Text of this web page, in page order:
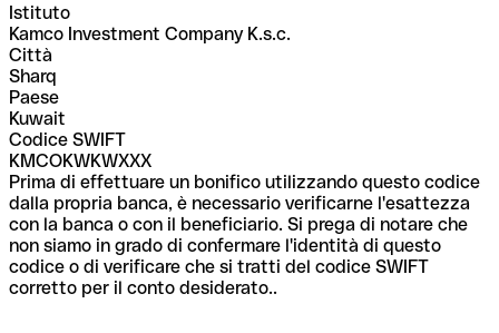
Istituto
Kamco Investment Company K.s.c.
Città
Sharq
Paese
Kuwait
Codice SWIFT
KMCOKWKWXXX
Prima di effettuare un bonifico utilizzando questo codice
dalla propria banca, è necessario verificarne l'esattezza
con la banca o con il beneficiario. Si prega di notare che
non siamo in grado di confermare l'identità di questo
codice o di verificare che si tratti del codice SWIFT
corretto per il conto desiderato..